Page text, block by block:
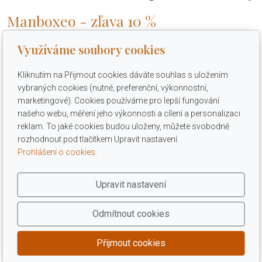
Manboxeo - zľava 10 %
Zľava 10 % na originálne darčeky pre mužov a ženy, debny s
páčidlom. Zľavový kód je ZNPM, zadajte na eshope do poľa
Mám zľavový kód. Zľavu vo výške 10 % môžete využiť na
www.manboxeo.sk do 31. 12. 2026.
© 2026 ZVÝHODNĚNÉ NÁKUPY
Využíváme soubory cookies
Kliknutím na Přijmout cookies dáváte souhlas s uložením
vybraných cookies (nutné, preferenční, výkonnostní,
marketingové). Cookies používáme pro lepší fungování
našeho webu, měření jeho výkonnosti a cílení a personalizaci
reklam. To jaké cookies budou uloženy, můžete svobodně
rozhodnout pod tlačítkem Upravit nastavení.
Prohlášení o cookies.
Upravit nastavení
Odmítnout cookies
Přijmout cookies